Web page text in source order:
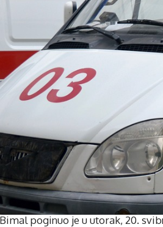
poginuo je u utorak, 20.